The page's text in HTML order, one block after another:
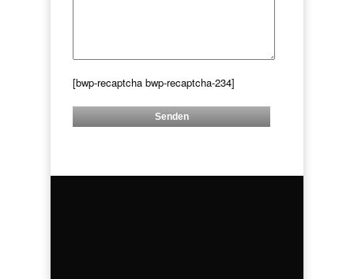
[bwp-recaptcha bwp-recaptcha-234]